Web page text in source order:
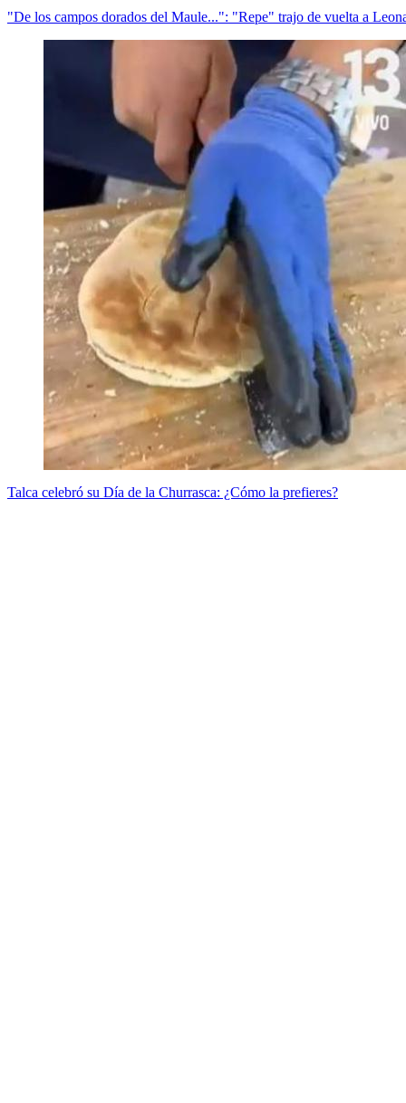
"De los campos dorados del Maule...": "Repe" trajo de vuelta a
Talca celebró su Día de la Churrasca: ¿Cómo la prefieres?